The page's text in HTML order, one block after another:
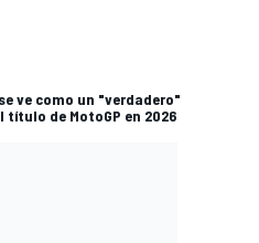
ve como un "verdadero"
de MotoGP en 2026